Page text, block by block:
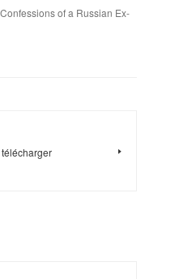
of a Russian Ex-